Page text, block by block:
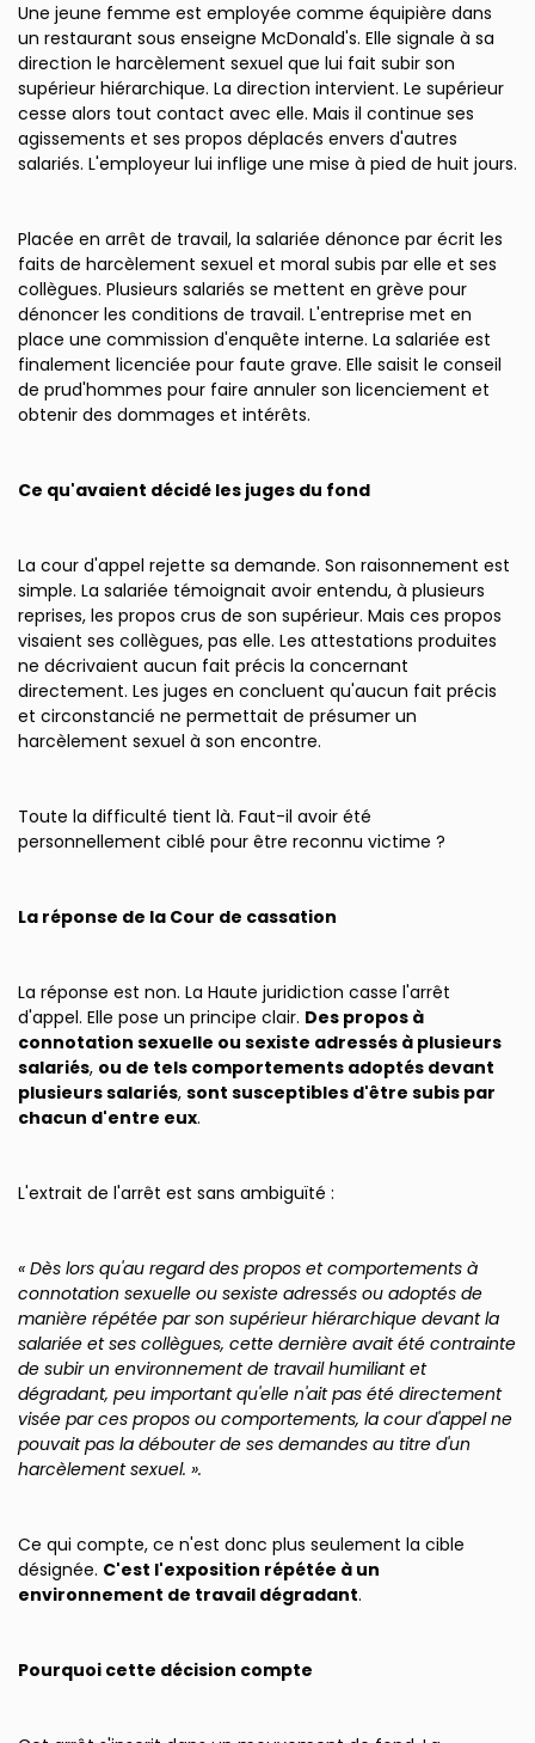
Une jeune femme est employée comme équipière dans
un restaurant sous enseigne McDonald's. Elle signale à sa
direction le harcèlement sexuel que lui fait subir son
supérieur hiérarchique. La direction intervient. Le supérieur
cesse alors tout contact avec elle. Mais il continue ses
agissements et ses propos déplacés envers d'autres
salariés. L'employeur lui inflige une mise à pied de huit jours.
Placée en arrêt de travail, la salariée dénonce par écrit les
faits de harcèlement sexuel et moral subis par elle et ses
collègues. Plusieurs salariés se mettent en grève pour
dénoncer les conditions de travail. L'entreprise met en
place une commission d'enquête interne. La salariée est
finalement licenciée pour faute grave. Elle saisit le conseil
de prud'hommes pour faire annuler son licenciement et
obtenir des dommages et intérêts.
Ce qu'avaient décidé les juges du fond
La cour d'appel rejette sa demande. Son raisonnement est
simple. La salariée témoignait avoir entendu, à plusieurs
reprises, les propos crus de son supérieur. Mais ces propos
visaient ses collègues, pas elle. Les attestations produites
ne décrivaient aucun fait précis la concernant
directement. Les juges en concluent qu'aucun fait précis
et circonstancié ne permettait de présumer un
harcèlement sexuel à son encontre.
Toute la difficulté tient là. Faut-il avoir été
personnellement ciblé pour être reconnu victime ?
La réponse de la Cour de cassation
La réponse est non. La Haute juridiction casse l'arrêt
d'appel. Elle pose un principe clair. Des propos à
connotation sexuelle ou sexiste adressés à plusieurs
salariés, ou de tels comportements adoptés devant
plusieurs salariés, sont susceptibles d'être subis par
chacun d'entre eux.
L'extrait de l'arrêt est sans ambiguïté :
« Dès lors qu'au regard des propos et comportements à
connotation sexuelle ou sexiste adressés ou adoptés de
manière répétée par son supérieur hiérarchique devant la
salariée et ses collègues, cette dernière avait été contrainte
de subir un environnement de travail humiliant et
dégradant, peu important qu'elle n'ait pas été directement
visée par ces propos ou comportements, la cour d'appel ne
pouvait pas la débouter de ses demandes au titre d'un
harcèlement sexuel. ».
Ce qui compte, ce n'est donc plus seulement la cible
désignée. C'est l'exposition répétée à un
environnement de travail dégradant.
Pourquoi cette décision compte